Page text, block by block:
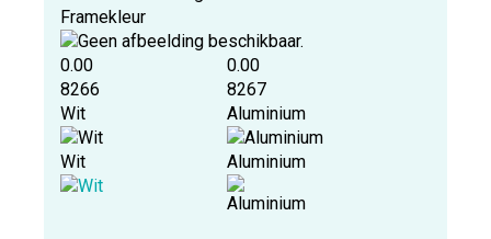
Framekleur
0.00
8266
Wit
Wit
0.00
8267
Aluminium
Aluminium